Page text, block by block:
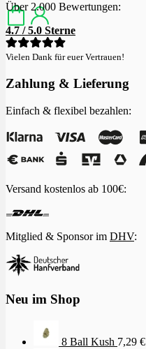
Über 2.000 Bewertungen:
4.7 / 5.0 Sterne
Vielen Dank für euer Vertrauen!
Zahlung & Lieferung
Einfach & flexibel bezahlen:
Versand kostenlos ab 100€:
Mitglied & Sponsor im DHV:
Neu im Shop
8 Ball Kush 7,29 €